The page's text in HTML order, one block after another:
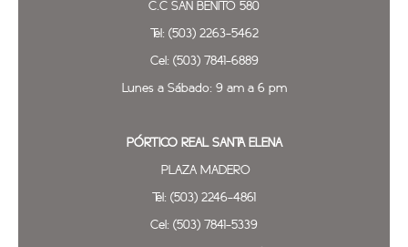
C.C SAN BENITO 580
Tel: (503) 2263-5462
Cel: (503) 7841-6889
Lunes a Sábado: 9 am a 6 pm
PÓRTICO REAL SANTA ELENA
PLAZA MADERO
Tel: (503) 2246-4861
Cel: (503) 7841-5339